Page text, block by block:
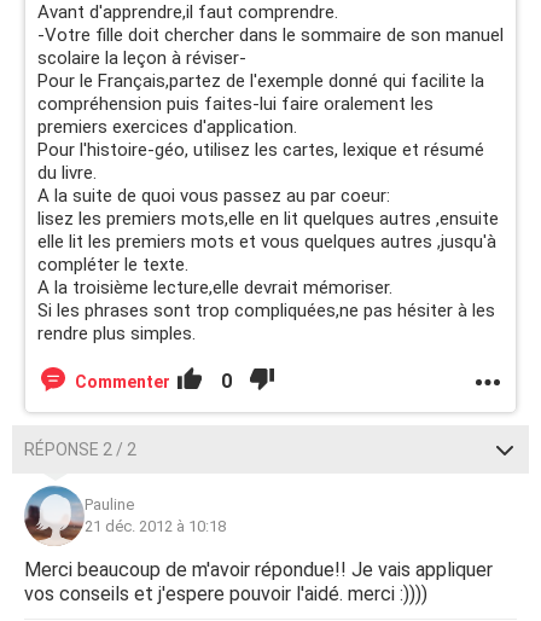
Avant d'apprendre,il faut comprendre.
-Votre fille doit chercher dans le sommaire de son manuel
scolaire la leçon à réviser-
Pour le Français,partez de l'exemple donné qui facilite la
compréhension puis faites-lui faire oralement les
premiers exercices d'application.
Pour l'histoire-géo, utilisez les cartes, lexique et résumé
du livre.
A la suite de quoi vous passez au par coeur:
lisez les premiers mots,elle en lit quelques autres ,ensuite
elle lit les premiers mots et vous quelques autres ,jusqu'à
compléter le texte.
A la troisième lecture,elle devrait mémoriser.
Si les phrases sont trop compliquées,ne pas hésiter à les
rendre plus simples.
Commenter 0
RÉPONSE 2 / 2
Pauline
21 déc. 2012 à 10:18
Merci beaucoup de m'avoir répondue!! Je vais appliquer
vos conseils et j'espere pouvoir l'aidé. merci :))))